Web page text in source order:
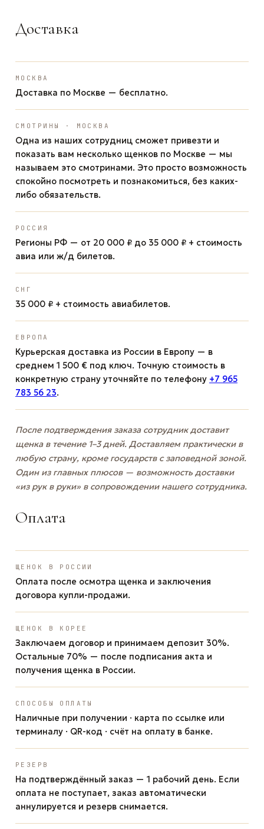
Доставка
МОСКВА
Доставка по Москве — бесплатно.
СМОТРИНЫ · МОСКВА
Одна из наших сотрудниц сможет привезти и
показать вам несколько щенков по Москве — мы
называем это смотринами. Это просто возможность
спокойно посмотреть и познакомиться, без каких-
либо обязательств.
РОССИЯ
Регионы РФ — от 20 000 ₽ до 35 000 ₽ + стоимость
авиа или ж/д билетов.
СНГ
35 000 ₽ + стоимость авиабилетов.
ЕВРОПА
Курьерская доставка из России в Европу — в
среднем 1 500 € под ключ. Точную стоимость в
конкретную страну уточняйте по телефону +7 965
783 56 23.
После подтверждения заказа сотрудник доставит
щенка в течение 1–3 дней. Доставляем практически в
любую страну, кроме государств с заповедной зоной.
Один из главных плюсов — возможность доставки
«из рук в руки» в сопровождении нашего сотрудника.
Оплата
ЩЕНОК В РОССИИ
Оплата после осмотра щенка и заключения
договора купли-продажи.
ЩЕНОК В КОРЕЕ
Заключаем договор и принимаем депозит 30%.
Остальные 70% — после подписания акта и
получения щенка в России.
СПОСОБЫ ОПЛАТЫ
Наличные при получении · карта по ссылке или
терминалу · QR-код · счёт на оплату в банке.
РЕЗЕРВ
На подтверждённый заказ — 1 рабочий день. Если
оплата не поступает, заказ автоматически
аннулируется и резерв снимается.